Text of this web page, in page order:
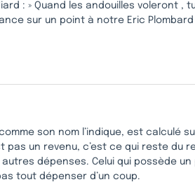
: » Quand les andouilles voleront ,
sur un point à notre Eric
son nom l’indique, est calculé
pas un revenu, c’est ce qui reste du
dépenses. Celui qui possède
tout dépenser d’un coup.